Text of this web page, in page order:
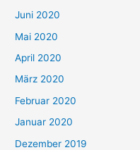
Juni 2020
Mai 2020
April 2020
März 2020
Februar 2020
Januar 2020
Dezember 2019